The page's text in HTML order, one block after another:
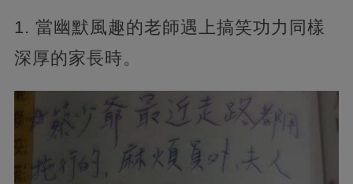
1. 當幽默風趣的老師遇上搞笑功力同樣
深厚的家長時。